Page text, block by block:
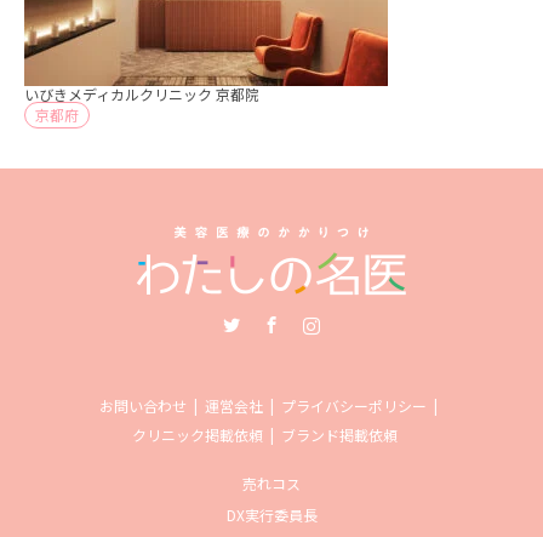
いびきメディカルクリニック 京都院
京都府
お問い合わせ 運営会社
プライバシーポリシー
クリニック掲載依頼
ブランド掲載依頼
売れコス
DX実行委員長